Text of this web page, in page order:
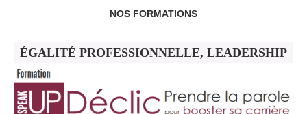
NOS FORMATIONS
ÉGALITÉ PROFESSIONNELLE, LEADERSHIP